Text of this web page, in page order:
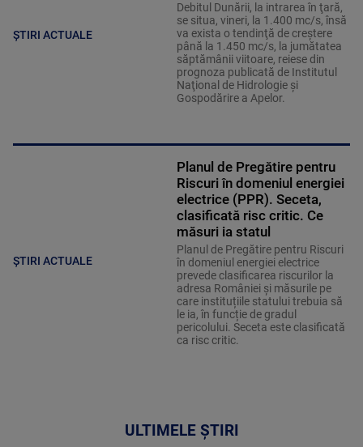
ȘTIRI ACTUALE
Debitul Dunării, la intrarea în ţară,
se situa, vineri, la 1.400 mc/s, însă
va exista o tendinţă de creştere
până la 1.450 mc/s, la jumătatea
săptămânii viitoare, reiese din
prognoza publicată de Institutul
Naţional de Hidrologie şi
Gospodărire a Apelor.
ȘTIRI ACTUALE
Planul de Pregătire pentru
Riscuri în domeniul energiei
electrice (PPR). Seceta,
clasificată risc critic. Ce
măsuri ia statul
Planul de Pregătire pentru Riscuri
în domeniul energiei electrice
prevede clasificarea riscurilor la
adresa României și măsurile pe
care instituțiile statului trebuia să
le ia, în funcție de gradul
pericolului. Seceta este clasificată
ca risc critic.
ULTIMELE ȘTIRI